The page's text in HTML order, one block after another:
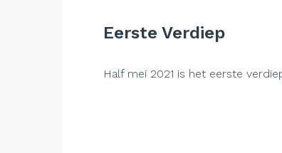
Eerste Verdiep
Half mei 2021 is het eerste